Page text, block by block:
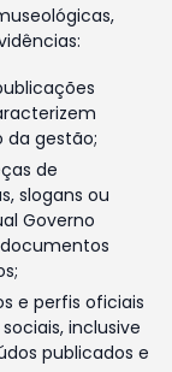
da gestão;
de
slogans ou
Governo
e perfis oficiais
inclusive
publicados e